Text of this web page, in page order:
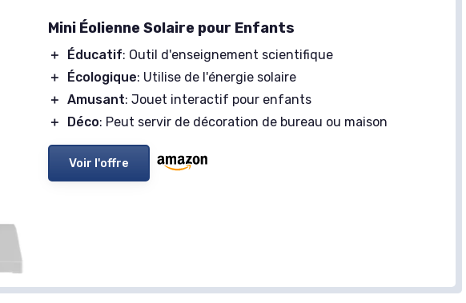
Mini Éolienne Solaire pour Enfants
＋ Éducatif: Outil d'enseignement scientifique
＋
Écologique: Utilise de l'énergie solaire
＋ Amusant: Jouet interactif pour enfants
＋
Déco: Peut servir de décoration de bureau ou maison
Voir l'offre